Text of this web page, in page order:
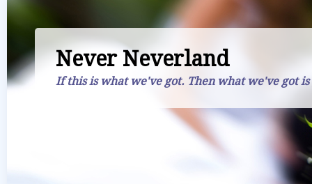
Never Neverland
If this is what we've got. Then what we've got is